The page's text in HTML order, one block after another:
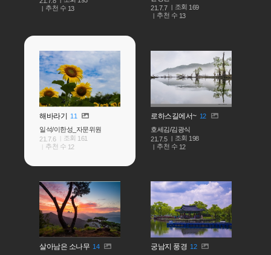
추천 수 13
21.7.7
조회 169
추천 수 13
해바라기
11
일석/이한성_자문위원
21.7.6
조회 161
추천 수 12
로하스길에서~ 12
호세김/김광식
21.7.5
조회 198
추천 수 12
살아남은 소나무 14
궁남지 풍경 12